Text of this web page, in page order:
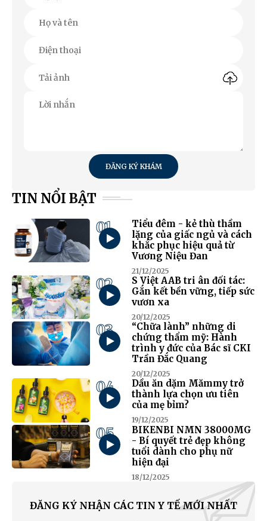
ĐĂNG KÝ KHÁM
TIN NỔI BẬT
01
Tiểu đêm - kẻ thù thầm
lặng của giấc ngủ và cách
khắc phục hiệu quả từ
Vương Niệu Đan
21/12/2025
02
S Việt AAB tri ân đối tác:
Gắn kết bền vững, tiếp sức
vươn xa
20/12/2025
03
“Chữa lành” những di
chứng thẩm mỹ: Hành
trình y đức của Bác sĩ CKI
Trần Đắc Quang
20/12/2025
04
Dầu ăn dặm Mămmy trở
thành lựa chọn ưu tiên
của mẹ bỉm?
19/12/2025
05
BIKENBI NMN 38000MG
- Bí quyết trẻ đẹp không
tuổi dành cho phụ nữ
hiện đại
18/12/2025
ĐĂNG KÝ NHẬN CÁC TIN Y TẾ MỚI NHẤT